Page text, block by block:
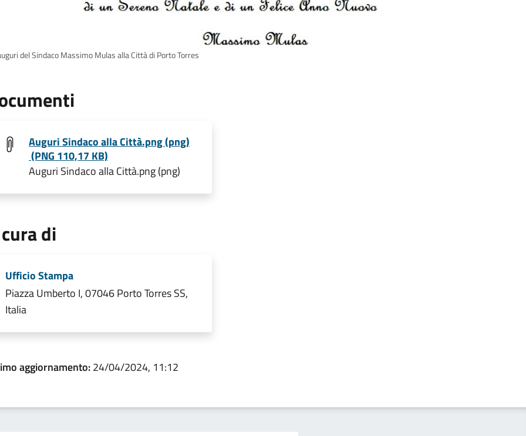
del Sindaco Massimo Mulas alla Città di Porto Torres
Auguri Sindaco alla Città.png (png)
(PNG 110,17 KB)
Auguri Sindaco alla Città.png (png)
di
Ufficio Stampa
Piazza Umberto I, 07046 Porto Torres SS,
Italia
aggiornamento:24/04/2024, 11:12